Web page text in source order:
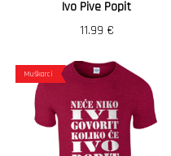
Ivo Pive Popit
11.99 €
Muškarci